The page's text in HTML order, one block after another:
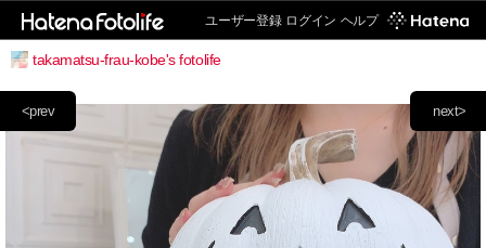
ユーザー登録 ログイン ヘルプ
takamatsu-frau-kobe's fotolife
next>
<prev